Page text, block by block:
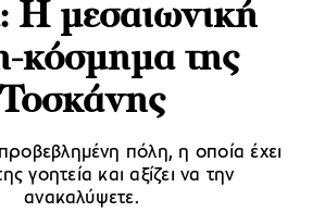
H μεσαιωνική
κόσμημα της
Τοσκάνης
πόλη, η οποία έχει
γοητεία και αξίζει να την
ανακαλύψετε.